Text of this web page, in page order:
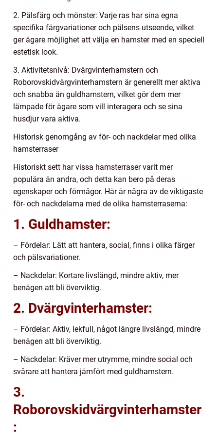
2. Pälsfärg och mönster: Varje ras har sina egna
specifika färgvariationer och pälsens utseende, vilket
ger ägare möjlighet att välja en hamster med en speciell
estetisk look.
3. Aktivitetsnivå: Dvärgvinterhamstern och
Roborovskidvärgvinterhamstern är generellt mer aktiva
och snabba än guldhamstern, vilket gör dem mer
lämpade för ägare som vill interagera och se sina
husdjur vara aktiva.
Historisk genomgång av för- och nackdelar med olika
hamsterraser
Historiskt sett har vissa hamsterraser varit mer
populära än andra, och detta kan bero på deras
egenskaper och förmågor. Här är några av de viktigaste
för- och nackdelarna med de olika hamsterraserna:
1. Guldhamster:
– Fördelar: Lätt att hantera, social, finns i olika färger
och pälsvariationer.
– Nackdelar: Kortare livslängd, mindre aktiv, mer
benägen att bli överviktig.
2. Dvärgvinterhamster:
– Fördelar: Aktiv, lekfull, något längre livslängd, mindre
benägen att bli överviktig.
– Nackdelar: Kräver mer utrymme, mindre social och
svårare att hantera jämfört med guldhamstern.
3.
Roborovskidvärgvinterhamster
: